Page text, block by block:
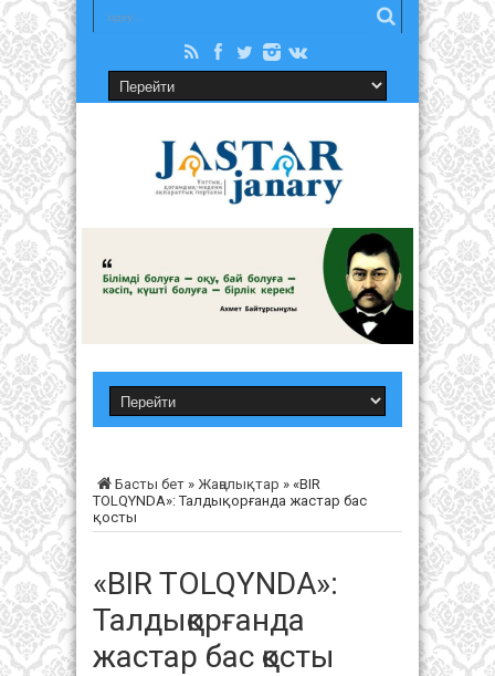
Басты бет » Жаңалықтар » «BIR
TOLQYNDA»: Талдықорғанда жастар бас
қосты
«BIR TOLQYNDA»:
Талдықорғанда
жастар бас қосты